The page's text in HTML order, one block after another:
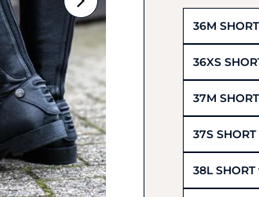
36M
36XS
37M
37S
38L